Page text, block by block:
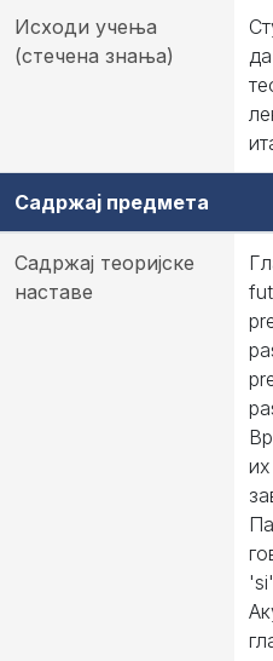
Исходи учења
(стечена знања)
Садржај предмета
Садржај теоријске
наставе